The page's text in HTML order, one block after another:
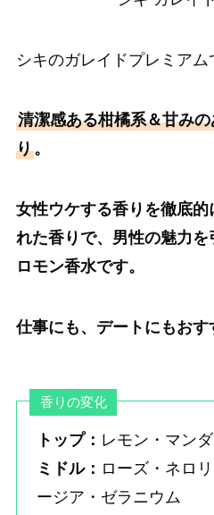
シキのガレイドプレミアム
清潔感ある柑橘系＆甘み
り。
女性ウケする香りを徹底
れた香りで、男性の魅力
ロモン香水です。
仕事にも、デートにもおす
香りの変化
トップ： レモン・マン
ミドル： ローズ・ネロ
ージア・ゼラニウム